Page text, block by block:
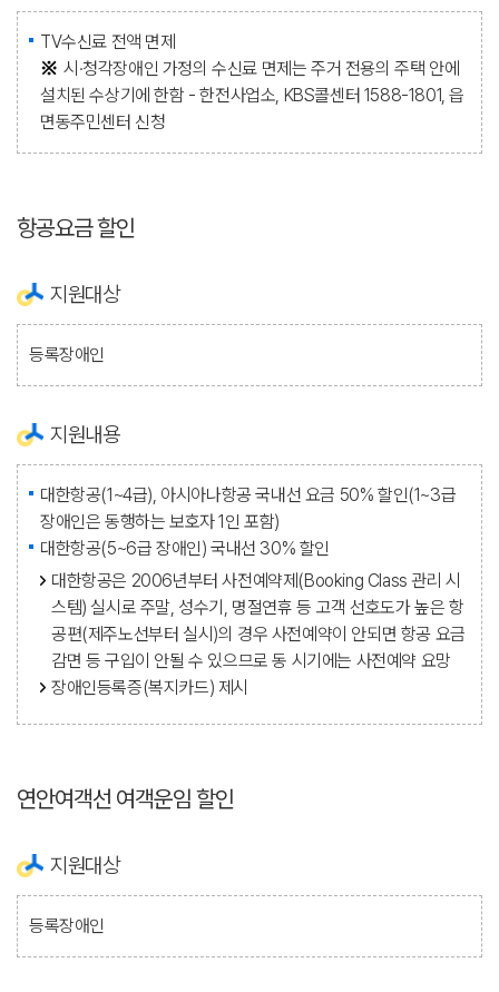
TV수신료 전액 면제
시·청각장애인 가정의 수신료 면제는 주거 전용의 주택 안에
설치된 수상기에 한함 - 한전사업소, KBS콜센터 1588-1801, 읍
면동주민센터 신청
항공요금 할인
지원대상
등록장애인
지원내용
대한항공(1~4급), 아시아나항공 국내선 요금 50% 할인(1~3급
장애인은 동행하는 보호자 1인 포함)
대한항공(5~6급 장애인) 국내선 30% 할인
대한항공은 2006년부터 사전예약제(Booking Class 관리 시
스템) 실시로 주말, 성수기, 명절연휴 등 고객 선호도가 높은 항
공편(제주노선부터 실시)의 경우 사전예약이 안되면 항공 요금
감면 등 구입이 안될 수 있으므로 동 시기에는 사전예약 요망
장애인등록증(복지카드) 제시
연안여객선 여객운임 할인
지원대상
등록장애인